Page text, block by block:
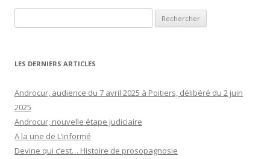
LES DERNIERS ARTICLES
Androcur, audience du 7 avril 2025 à Poitiers, délibéré du 2 juin
2025
Androcur, nouvelle étape judiciaire
A la une de L’informé
Devine qui c’est… Histoire de prosopagnosie